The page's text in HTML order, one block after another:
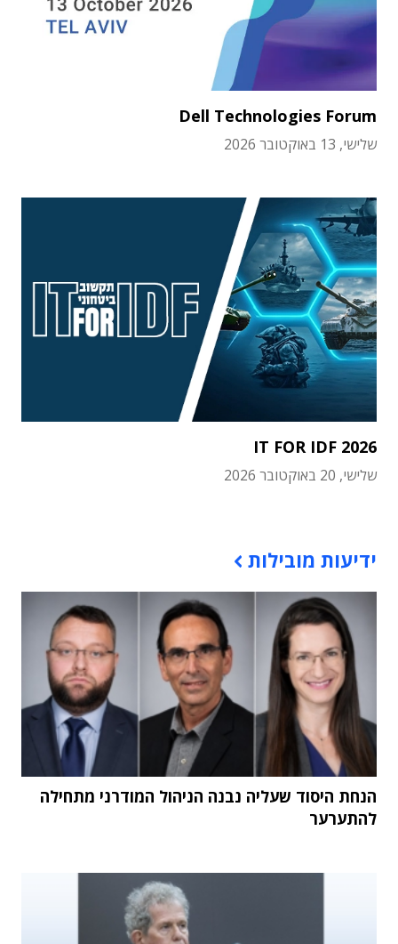
Dell Technologies Forum
שלישי, 13 באוקטובר 2026
IT FOR IDF 2026
שלישי, 20 באוקטובר 2026
ידיעות מובילות
הנחת היסוד שעליה נבנה הניהול המודרני מתחילה
להתערער